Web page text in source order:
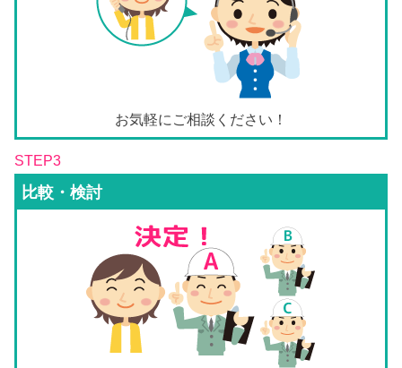
お気軽にご相談ください！
STEP3
比較・検討